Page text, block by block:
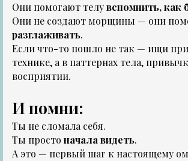
Они помогают телувспомнить, как
Они не создают морщины — они
разглаживать.
Если что-то пошло не так — ищи
технике, а в паттернах тела,
восприятии.
И помни:
Ты не сломала себя.
Ты просто начала видеть.
А это — первый шаг к настоящему